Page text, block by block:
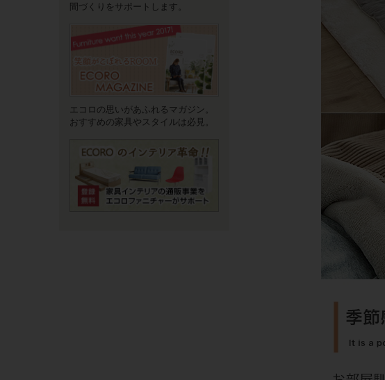
間づくりをサポートします。
エコロの思いがあふれるマガジン。
おすすめの家具やスタイルは必見。